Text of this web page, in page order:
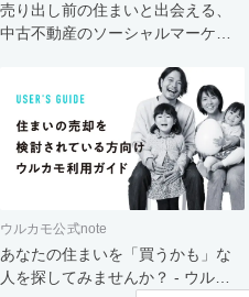
売り出し前の住まいと出会える、
中古不動産のソーシャルマーケッ
ウルカモ公式note
あなたの住まいを「買うかも」な
人を探してみませんか？ - ウルカ